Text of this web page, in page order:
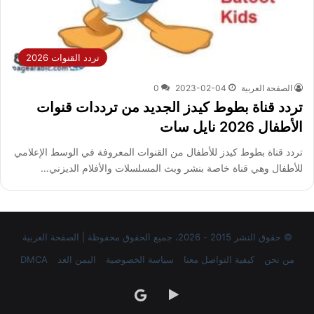
تردد القنوات 2026
الصفحة العربية 2023-02-04
0
تردد قناة بطوط كيدز الجديد من ترددات قنوات
الأطفال 2026 نايل سات
تردد قناة بطوط كيدز للأطفال من القنوات المعروفة في الوسط الإعلامي
للأطفال وهي قناة خاصة بنشر وبث المسلسلات والأفلام الديزني…
© حقوق النشر 2015 - 2026، جميع الحقوق محفوظة | الصفحة العربية
من نحن
كيفية التواصل معنا سياسة الخصوصية اليمن الغد DMCA
‏Google
google